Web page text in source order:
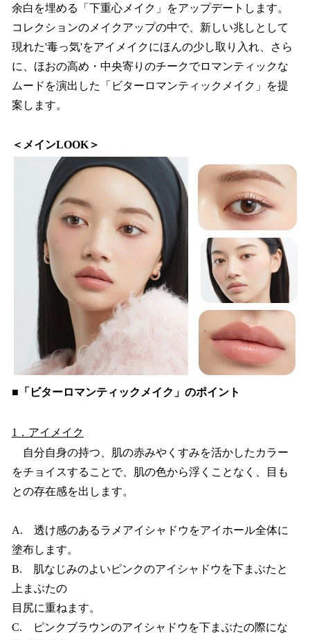
余白を埋める「下重心メイク」をアップデートします。
コレクションのメイクアップの中で、新しい兆しとして
現れた'毒っ気'をアイメイクにほんの少し取り入れ、さら
に、ほおの高め・中央寄りのチークでロマンティックな
ムードを演出した「ビターロマンティックメイク」を提
案します。
＜メインLOOK＞
■「ビターロマンティックメイク」のポイント
1．アイメイク
自分自身の持つ、肌の赤みやくすみを活かしたカラー
をチョイスすることで、肌の色から浮くことなく、目も
との存在感を出します。
A. 透け感のあるラメアイシャドウをアイホール全体に
塗布します。
B. 肌なじみのよいピンクのアイシャドウを下まぶたと
上まぶたの
目尻に重ねます。
C. ピンクブラウンのアイシャドウを下まぶたの際にな